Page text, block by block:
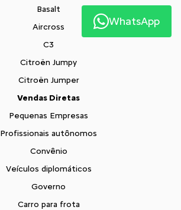
Basalt
Aircross
C3
Citroën Jumpy
Citroën Jumper
Vendas Diretas
Pequenas Empresas
Profissionais autônomos
Convênio
Veículos diplomáticos
Governo
Carro para frota
WhatsApp